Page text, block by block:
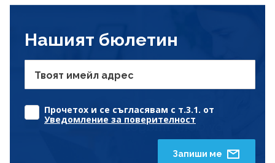
Нашият бюлетин
Твоят имейл адрес
Прочетох и се съгласявам с т.3.1. от
Уведомление за поверителност
Запиши ме